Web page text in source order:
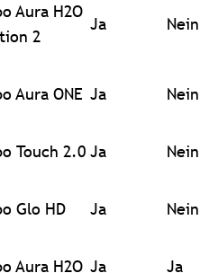
Aura H2O
2
Ja Nein
Aura ONE Ja Nein
Touch 2.0 Ja Nein
Glo HD Ja Nein
Aura H2O Ja Ja